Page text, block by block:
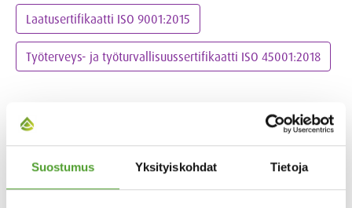
Suostumus Yksityiskohdat Tietoja
Laatusertifikaatti ISO 9001:2015
Työterveys- ja työturvallisuussertifikaatti ISO 45001:2018
Tietoturvasertifikaatti ISO 27001:2022
Algol Chemicals AB, Scandinavia: GMP+ Feed Certification